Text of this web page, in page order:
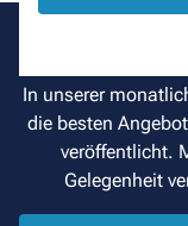
In unserer
die besten
veröffentlicht.
Gelegenheit